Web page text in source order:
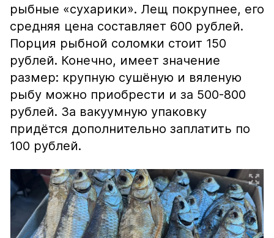
рыбные «сухарики». Лещ покрупнее, его
средняя цена составляет 600 рублей.
Порция рыбной соломки стоит 150
рублей. Конечно, имеет значение
размер: крупную сушёную и вяленую
рыбу можно приобрести и за 500-800
рублей. За вакуумную упаковку
придётся дополнительно заплатить по
100 рублей.